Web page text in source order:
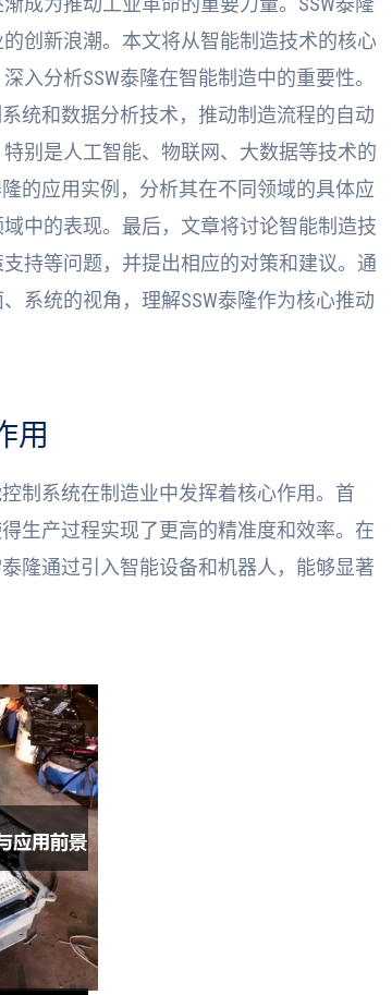
创新浪潮。本文将从智能制造技术的核心
入分析SSW泰隆在智能制造中的重要性。
统和数据分析技术，推动制造流程的自动
别是人工智能、物联网、大数据等技术的
的应用实例，分析其在不同领域的具体应
中的表现。最后，文章将讨论智能制造技
持等问题，并提出相应的对策和建议。通
系统的视角，理解SSW泰隆作为核心推动
用
制系统在制造业中发挥着核心作用。首
生产过程实现了更高的精准度和效率。在
隆通过引入智能设备和机器人，能够显著